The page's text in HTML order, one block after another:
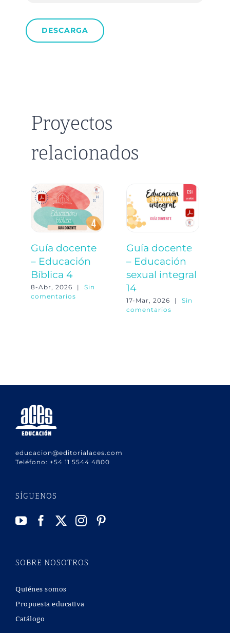
DESCARGA
Proyectos
relacionados
Guía docente
– Educación
Bíblica 4
8-Abr, 2026 |
Sin
comentarios
Guía docente
– Educación
sexual integral
14
17-Mar, 2026 |
Sin
comentarios
educacion@editorialaces.com
Teléfono: +54 11 5544 4800
SÍGUENOS
SOBRE NOSOTROS
Quiénes somos
Propuesta educativa
Catálogo